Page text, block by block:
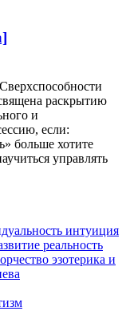
раскрытию
и
если:
больше хотите
управлять
интуиция
реальность
эзотерика и